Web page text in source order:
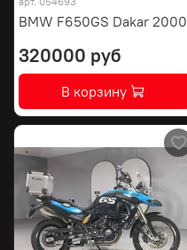
BMW F650GS Dakar 2000
320000 руб
В корзину